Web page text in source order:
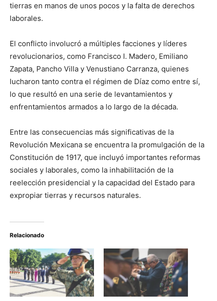
tierras en manos de unos pocos y la falta de derechos
laborales.
El conflicto involucró a múltiples facciones y líderes
revolucionarios, como Francisco I. Madero, Emiliano
Zapata, Pancho Villa y Venustiano Carranza, quienes
lucharon tanto contra el régimen de Díaz como entre sí,
lo que resultó en una serie de levantamientos y
enfrentamientos armados a lo largo de la década.
Entre las consecuencias más significativas de la
Revolución Mexicana se encuentra la promulgación de la
Constitución de 1917, que incluyó importantes reformas
sociales y laborales, como la inhabilitación de la
reelección presidencial y la capacidad del Estado para
expropiar tierras y recursos naturales.
Relacionado